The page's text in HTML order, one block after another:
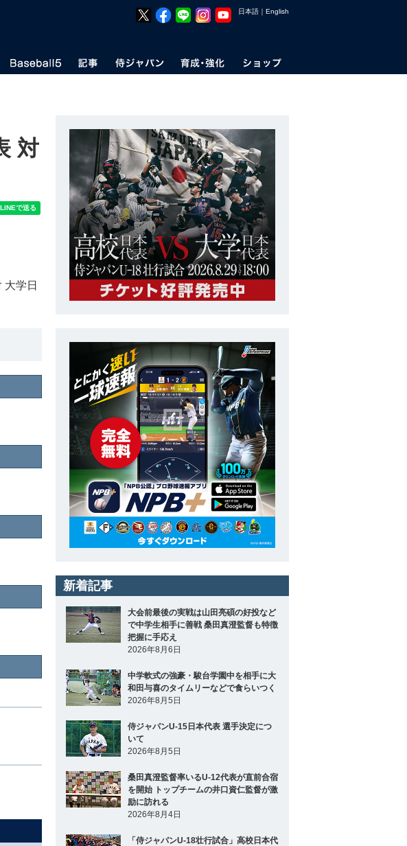
日本語 ｜ English
対
学日
新着記事
大会前最後の実戦は山田亮碩の好投など
で中学生相手に善戦 桑田真澄監督も特徴
把握に手応え
2026年8月6日
中学軟式の強豪・駿台学園中を相手に大
和田与喜のタイムリーなどで食らいつく
2026年8月5日
侍ジャパンU-15日本代表 選手決定につ
いて
2026年8月5日
桑田真澄監督率いるU-12代表が直前合宿
を開始 トップチームの井口資仁監督が激
励に訪れる
2026年8月4日
「侍ジャパンU-18壮行試合」高校日本代